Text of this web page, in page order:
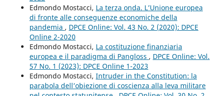
Edmondo Mostacci, La terza onda. L’Unione europea
di fronte alle conseguenze economiche della
pandemia , DPCE Online: Vol. 43 No. 2 (2020): DPCE
Online 2-2020
Edmondo Mostacci, La costituzione finanziaria
europea e il paradigma di Pangloss , DPCE Online: Vol.
57 No. 1 (2023): DPCE Online 1-2023
Edmondo Mostacci, Intruder in the Constitution: la
parabola dell’obiezione di coscienza alla leva militare